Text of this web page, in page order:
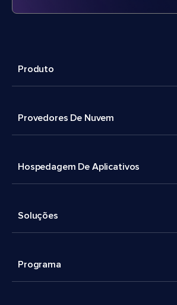
Produto
Provedores De Nuvem
Hospedagem De Aplicativos
Soluções
Programa